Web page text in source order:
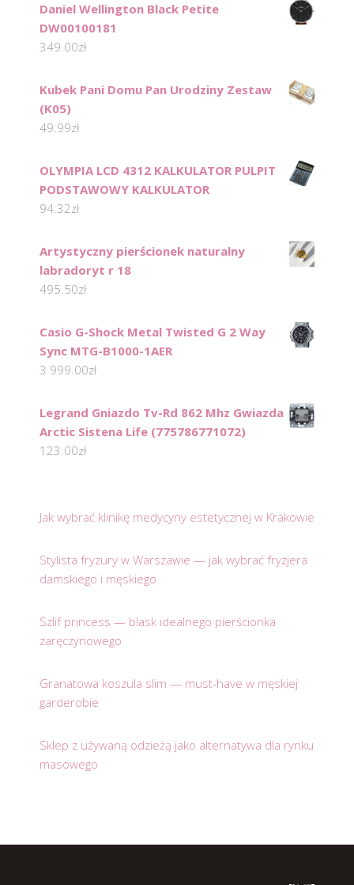
Daniel Wellington Black Petite
DW00100181
349.00zł
Kubek Pani Domu Pan Urodziny Zestaw
(K05)
49.99zł
OLYMPIA LCD 4312 KALKULATOR PULPIT
PODSTAWOWY KALKULATOR
94.32zł
Artystyczny pierścionek naturalny
labradoryt r 18
495.50zł
Casio G-Shock Metal Twisted G 2 Way
Sync MTG-B1000-1AER
3 999.00zł
Legrand Gniazdo Tv-Rd 862 Mhz Gwiazda
Arctic Sistena Life (775786771072)
123.00zł
Jak wybrać klinikę medycyny estetycznej w Krakowie
Stylista fryzury w Warszawie — jak wybrać fryzjera
damskiego i męskiego
Szlif princess — blask idealnego pierścionka
zaręczynowego
Granatowa koszula slim — must-have w męskiej
garderobie
Sklep z używaną odzieżą jako alternatywa dla rynku
masowego